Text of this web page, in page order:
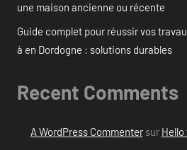
une maison ancienne ou récente
Guide complet pour réussir vos
à en Dordogne : solutions durables
Recent Comments
A WordPress Commentersur Hello